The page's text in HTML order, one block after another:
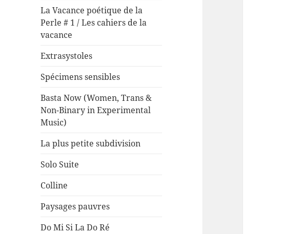
La Vacance poétique de la
Perle # 1 / Les cahiers de la
vacance
Extrasystoles
Spécimens sensibles
Basta Now (Women, Trans &
Non-Binary in Experimental
Music)
La plus petite subdivision
Solo Suite
Colline
Paysages pauvres
Do Mi Si La Do Ré